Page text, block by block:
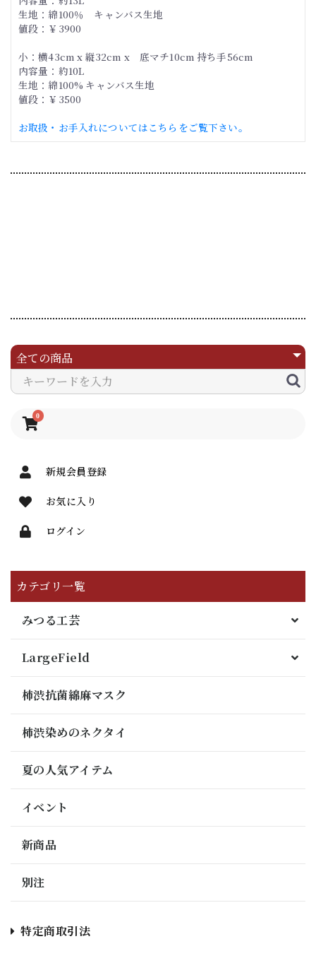
0
新規会員登録
お気に入り
ログイン
カテゴリ一覧
みつる工芸
LargeField
柿渋抗菌綿麻マスク
柿渋染めのネクタイ
夏の人気アイテム
イベント
新商品
別注
特定商取引法
生地：綿100％ キャンバス生地
値段：￥3900
小：横43cm x 縦32cm x 底マチ10cm 持ち手56cm
内容量：約10L
生地：綿100% キャンバス生地
値段：￥3500
お取扱・お手入れについてはこちらをご覧下さい。